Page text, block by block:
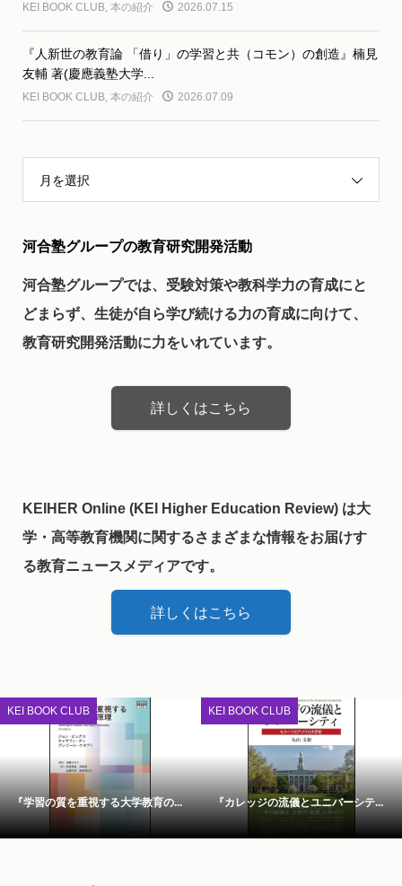
KEI BOOK CLUB, 本の紹介 2026.07.15
『人新世の教育論 「借り」の学習と共（コモン）の創造』楠見
友輔 著(慶應義塾大学...
KEI BOOK CLUB, 本の紹介 2026.07.09
月を選択
河合塾グループの教育研究開発活動
河合塾グループでは、受験対策や教科学力の育成にと
どまらず、生徒が自ら学び続ける力の育成に向けて、
教育研究開発活動に力をいれています。
詳しくはこちら
KEIHER Online (KEI Higher Education Review) は大
学・高等教育機関に関するさまざまな情報をお届けす
る教育ニュースメディアです。
詳しくはこちら
KEI BOOK CLUB
『学習の質を重視する大学教育の...
KEI BOOK CLUB
『カレッジの流儀とユニバーシテ...